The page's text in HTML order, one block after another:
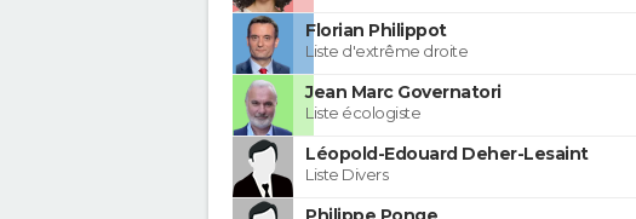
Florian Philippot
Liste d'extrême droite
Jean Marc Governatori
Liste écologiste
Léopold-Edouard Deher-Lesaint
Liste Divers